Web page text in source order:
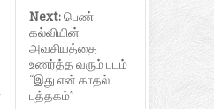
Next:பெண்
கல்வியின்
அவசியத்தை
உணர்த்த வரும் படம்
“இது என் காதல்
புத்தகம்”